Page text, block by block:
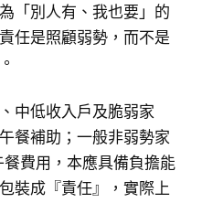
「別人有、我也要」的
任是照顧弱勢，而不是
中低收入戶及脆弱家
餐補助；一般非弱勢家
費用，本應具備負擔能
裝成『責任』，實際上